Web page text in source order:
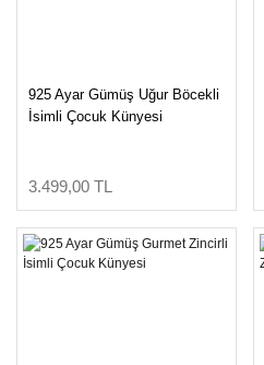
925 Ayar Gümüş Uğur Böcekli
İsimli Çocuk Künyesi
3.499,00 TL